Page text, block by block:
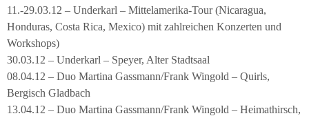
11.-29.03.12 – Underkarl – Mittelamerika-Tour (Nicaragua,
Honduras, Costa Rica, Mexico) mit zahlreichen Konzerten und
Workshops)
30.03.12 – Underkarl – Speyer, Alter Stadtsaal
08.04.12 – Duo Martina Gassmann/Frank Wingold – Quirls,
Bergisch Gladbach
13.04.12 – Duo Martina Gassmann/Frank Wingold – Heimathirsch,